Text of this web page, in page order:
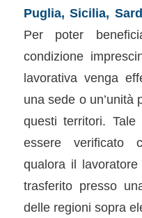
Puglia, Sicilia,
Per poter
condizione
lavorativa venga
una sede o un’unità
questi territori. Tale
essere verificato
qualora il
trasferito presso
delle regioni sopra